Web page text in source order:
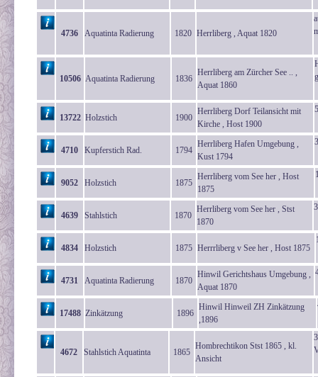
4736 Aquatinta Radierung 1820 Herrliberg , Aquat 1820
10506 Aquatinta Radierung 1836
Herrliberg am Zürcher See .. ,
Aquat 1860
13722 Holzstich 1900
Herrliberg Dorf Teilansicht mit
Kirche , Host 1900
4710 Kupferstich Rad. 1794
Herrliberg Hafen Umgebung ,
Kust 1794
9052 Holzstich 1875
Herrliberg vom See her , Host
1875
4639 Stahlstich 1870
Herrliberg vom See her , Stst
1870
4834 Holzstich 1875 Herrrliberg v See her , Host 1875
4731 Aquatinta Radierung 1870
Hinwil Gerichtshaus Umgebung ,
Aquat 1870
17488 Zinkätzung 1896
Hinwil Hinweil ZH Zinkätzung
,1896
4672 Stahlstich Aquatinta 1865
Hombrechtikon Stst 1865 , kl.
Ansicht